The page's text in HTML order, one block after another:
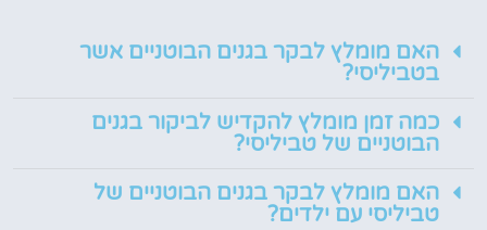
האם מומלץ לבקר בגנים הבוטניים אשר
בטביליסי?
כמה זמן מומלץ להקדיש לביקור בגנים
הבוטניים של טביליסי?
האם מומלץ לבקר בגנים הבוטניים של
טביליסי עם ילדים?